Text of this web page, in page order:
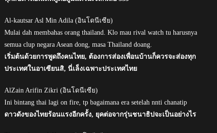
Al-kautsar Asl Min Adila (อินโดนีเซีย)
Mulai dah membahas orang thailand. Klo mau rival watch tu harusnya
semua clup negara Asean dong, masa Thailand doang.
เริ่มต้นด้วยการพูดถึงคนไทย, ต้องการส่องเพื่อนบ้านก็ควรจะส่องทุก
ประเทศในอาเซียนสิ, นี่เล็งเฉพาะประเทศไทย
AlZain Arifin Zikri (อินโดนีเซีย)
Ini bintang thai lagi on fire, tp bagaimana era setelah nnti chanatip
ดาวดังของไทยร้อนแรงอีกครั้ง, ยุคต่อจากรุ่นชนาธิปจะเป็นอย่างไร